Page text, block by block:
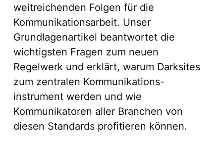
weitreichenden Folgen für die
Kommunikations­arbeit. Unser
Grundlagenartikel beantwortet die
wichtigsten Fragen zum neuen
Regelwerk und erklärt, warum Darksites
zum zentralen Kommunikations­
instrument werden und wie
Kommunikatoren aller Branchen von
diesen Standards profitieren können.